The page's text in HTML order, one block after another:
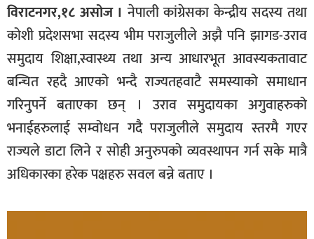
विराटनगर,१८ असोज । नेपाली कांग्रेसका केन्द्रीय सदस्य तथा
कोशी प्रदेशसभा सदस्य भीम पराजुलीले अझै पनि झागड-उराव
समुदाय शिक्षा,स्वास्थ्य तथा अन्य आधारभूत आवस्यकतावाट
बन्चित रहदै आएको भन्दै राज्यतहवाटै समस्याको समाधान
गरिनुपर्ने बताएका छन् । उराव समुदायका अगुवाहरुको
भनाईहरुलाई सम्वोधन गदै पराजुलीले समुदाय स्तरमै गएर
राज्यले डाटा लिने र सोही अनुरुपको व्यवस्थापन गर्न सके मात्रै
अधिकारका हरेक पक्षहरु सवल बन्ने बताए ।